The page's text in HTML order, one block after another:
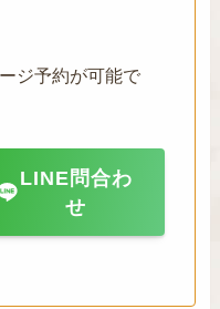
ジ予約が可能で
LINE問合わ
せ